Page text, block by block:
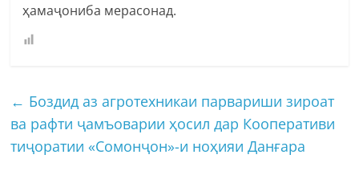
ҳамаҷониба мерасонад.
← Боздид аз агротехникаи парвариши зироат
ва рафти ҷамъоварии ҳосил дар Кооперативи
тиҷоратии «Сомонҷон»-и ноҳияи Данғара